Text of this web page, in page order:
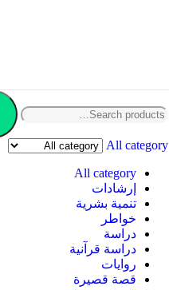
All category
All category
إرشادات
تنمية بشرية
خواطر
دراسة
دراسة قرآنية
روايات
قصة قصيرة